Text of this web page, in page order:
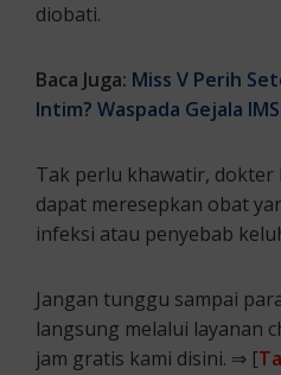
diobati.
Baca Juga: Miss V Perih
Intim? Waspada Gejala
Tak perlu khawatir,
dapat meresepkan obat
infeksi atau penyebab
Jangan tunggu sampai
langsung melalui layanan
jam gratis kami disini. ⇒ [